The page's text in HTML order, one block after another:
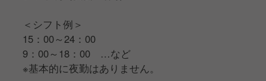
＜シフト例＞
15：00～24：00
9：00～18：00 …など
※基本的に夜勤はありません。